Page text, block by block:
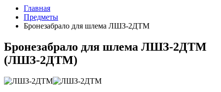
Главная
Предметы
Бронезабрало для шлема ЛШЗ-2ДТМ
Бронезабрало для шлема ЛШЗ-2ДТМ
(ЛШЗ-2ДТМ)